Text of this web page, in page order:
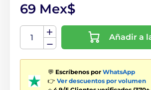
69 Mex$
Añadir a
💬 Escríbenos por WhatsApp
👉 Ver descuentos por volumen